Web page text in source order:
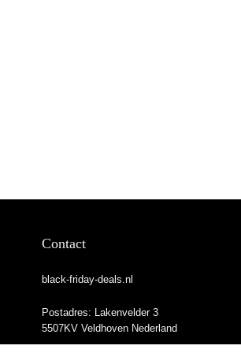
Contact
black-friday-deals.nl
Postadres: Lakenvelder 3
5507KV Veldhoven Nederland